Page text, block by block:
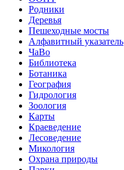
Родники
Деревья
Пешеходные мосты
Алфавитный указатель
ЧаВо
Библиотека
Ботаника
География
Гидрология
Зоология
Карты
Краеведение
Лесоведение
Микология
Охрана природы